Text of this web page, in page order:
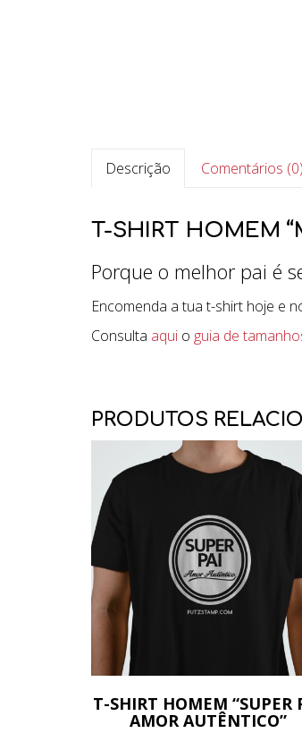
Descrição Comentários (0)
T-SHIRT HOMEM
Porque o melhor pai é
Encomenda a tua t-shirt hoje e
Consulta aqui o guia de
PRODUTOS
T-SHIRT HOMEM “SUPER
AMOR AUTÊNTICO”